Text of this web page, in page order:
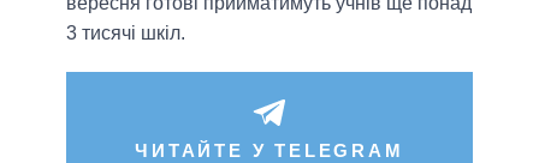
3 тисячі шкіл.
ЧИТАЙТЕ У TELEGRAM